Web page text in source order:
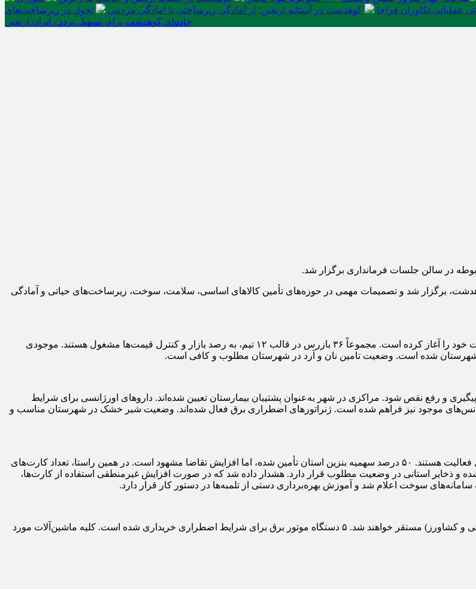
عملیاتی تکاوران فراجا کوهدشت در آستانه اربعین؛ از آمادگی زیرساختی تا آمادگی مردمی
تحول در زیرساخت‌های
جاده‌ای کوهدشت برای تسهیل تردد زائران اربعین
در سالن جلسات فرمانداری برگزار شد.
برگزار شد و تصمیمات مهمی در حوزه‌های تأمین کالاهای اساسی، سلامت، سوخت، زیرساخت‌های حیاتی و آمادگی
گروه‌های بازرسی برای پایش بازار در سطح شهرستان و بخش‌ها تشکیل شده و فعالیت خود را آغاز کرده است. مجموعاً ۳۶ بازرس در قالب ۱۲ تیم، به رصد بازار و کنترل قیمت‌ها مشغول هستند. موجودی
و رفع نقص شود. مراکزی در شهر به‌عنوان پشتیبان بیمارستان تعیین شده‌اند. داروهای اورژانسی برای شرایط
موجود نیز فراهم شده است. ژنراتورهای اضطراری برق فعال شده‌اند. وضعیت شیر خشک در شهرستان مناسب و
تاکنون ۱۸۵۰۰ لیتر سوخت به جایگاه‌ها تحویل شده و کلیه جایگاه‌ها بدون وقفه در حال فعالیت هستند. ۵۰ درصد سهمیه بنزین استان تأمین شده، اما افزایش تقاضا مشهود است. در همین راستا، تعداد کارت‌های
و ذخایر استانی در وضعیت مطلوب قرار دارد. هشدار داده شد که در صورت افزایش غیرمنطقی استفاده از کارت‌ها،
سوخت اعلام شد و آموزش بهره‌برداری دستی از تلمبه‌ها در دستور کار قرار دارد.
۳ دستگاه تانکر آب سیار تهیه و در سه پارک مهم شهرستان (پارک دلیجانی، شهید بهشتی و کشاورز) مستقر خواهند شد. ۵ دستگاه موتور برق برای شرایط اضطراری خریداری شده است. کلیه ماشین‌آلات مورد